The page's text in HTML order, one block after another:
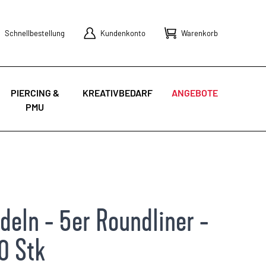
Schnellbestellung Kundenkonto Warenkorb
PIERCING &
PMU
KREATIVBEDARF ANGEBOTE
- 5er Roundliner -
Stk